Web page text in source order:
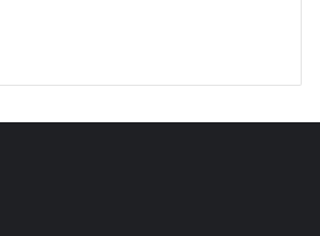
medidas
importante que
y muestran